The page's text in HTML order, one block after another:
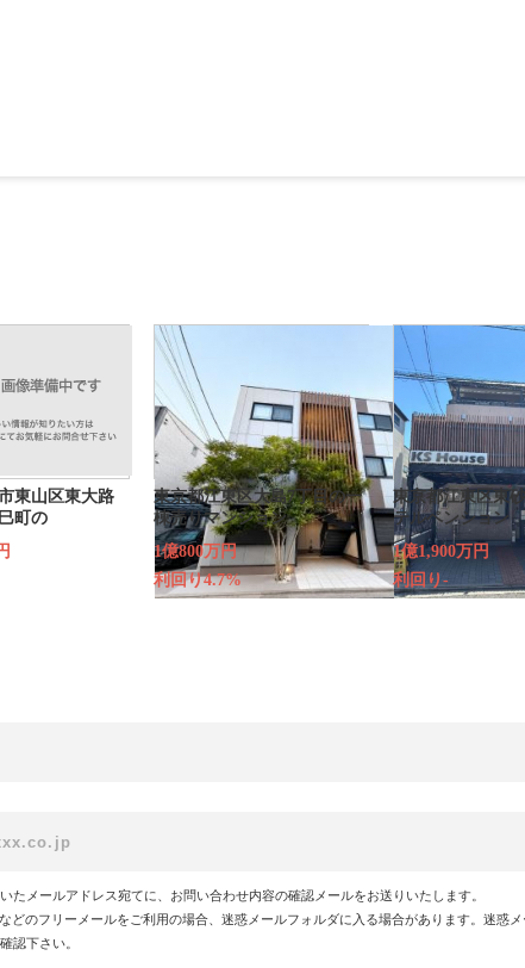
東山区東大路
町の
東京都江東区大島7丁目の一
棟売りマンション
1億800万円
利回り4.7%
東京都江東区東
テルペンション
1億1,900万円
利回り-
たメールアドレス宛てに、お問い合わせ内容の確認メールをお送りいたします。
どのフリーメールをご利用の場合、迷惑メールフォルダに入る場合があります。迷惑
認下さい。